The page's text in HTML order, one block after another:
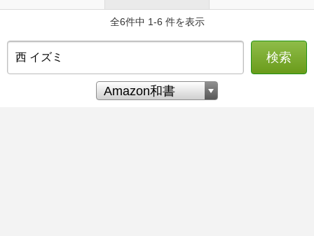
全6件中 1-6 件を表示
検索